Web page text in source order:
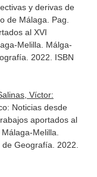
y derivas de
de Málaga. Pag.
al XVI
Melilla . Málga-
2022. ISBN
Víctor:
Noticias desde
aportados al
Melilla
Geografía. 2022.